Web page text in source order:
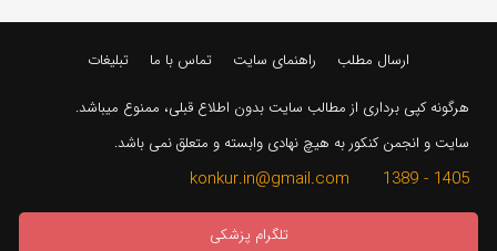
ارسال مطلب راهنمای سایت تماس با ما تبلیغات
هرگونه کپی برداری از مطالب سایت بدون اطلاع قبلی، ممنوع میباشد.
سایت و انجمن کنکور به هیچ نهادی وابسته و متعلق نمی باشد.
1405 - 1389 konkur.in@gmail.com
تلگرام پزشکی